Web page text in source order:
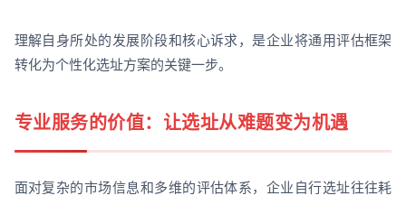
理解自身所处的发展阶段和核心诉求，是企业将通用评估框架
转化为个性化选址方案的关键一步。
专业服务的价值：让选址从难题变为机遇
面对复杂的市场信息和多维的评估体系，企业自行选址往往耗